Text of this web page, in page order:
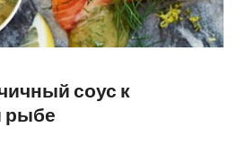
соус к
рыбе